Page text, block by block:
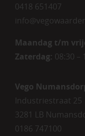
0418 651407
Maandag t/m
Zaterdag: 08:30 –
Vego
Industriestraat 25
3281 LB
0186 747100